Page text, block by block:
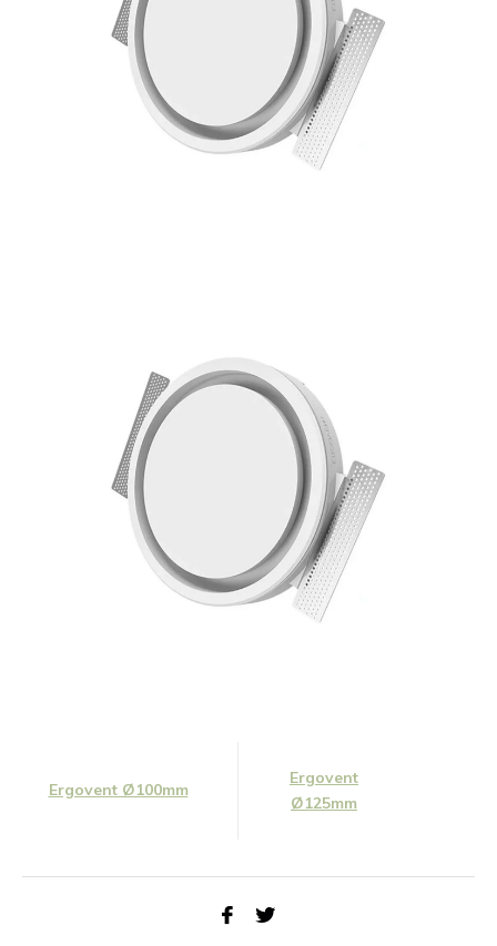
Ergovent Ø100mm
Ergovent
Ø125mm